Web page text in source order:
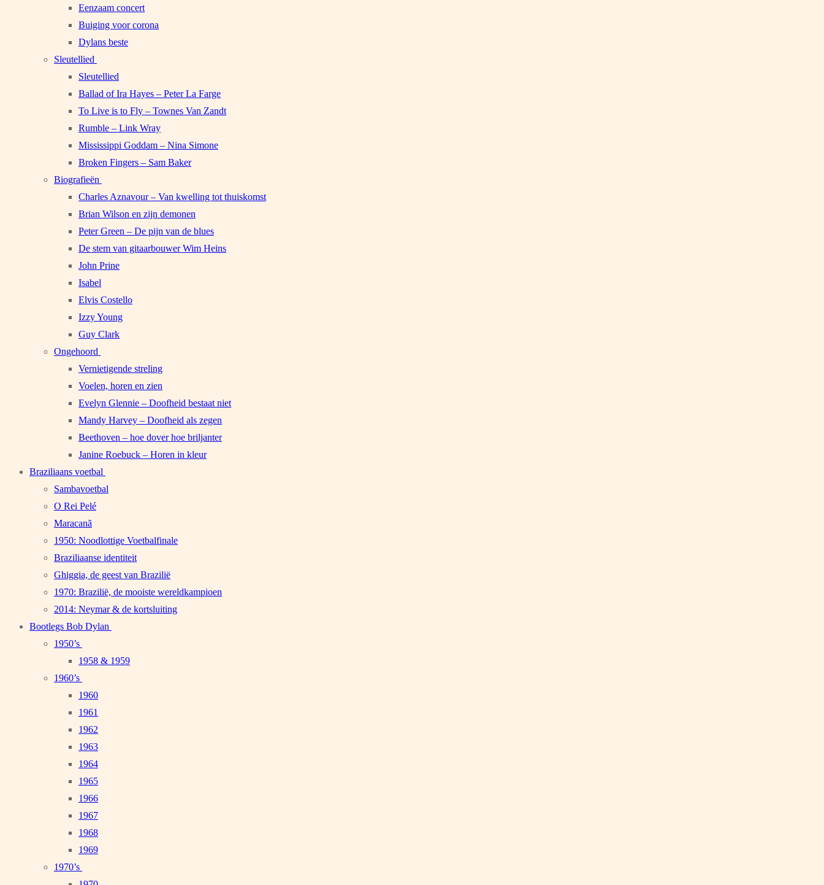
Eenzaam concert
Buiging voor corona
Dylans beste
Sleutellied
Sleutellied
Ballad of Ira Hayes – Peter La Farge
To Live is to Fly – Townes Van Zandt
Rumble – Link Wray
Mississippi Goddam – Nina Simone
Broken Fingers – Sam Baker
Biografieën
Charles Aznavour – Van kwelling tot thuiskomst
Brian Wilson en zijn demonen
Peter Green – De pijn van de blues
De stem van gitaarbouwer Wim Heins
John Prine
Isabel
Elvis Costello
Izzy Young
Guy Clark
Ongehoord
Vernietigende streling
Voelen, horen en zien
Evelyn Glennie – Doofheid bestaat niet
Mandy Harvey – Doofheid als zegen
Beethoven – hoe dover hoe briljanter
Janine Roebuck – Horen in kleur
Braziliaans voetbal
Sambavoetbal
O Rei Pelé
Maracanã
1950: Noodlottige Voetbalfinale
Braziliaanse identiteit
Ghiggia, de geest van Brazilië
1970: Brazilië, de mooiste wereldkampioen
2014: Neymar & de kortsluiting
Bootlegs Bob Dylan
1950’s
1958 & 1959
1960’s
1960
1961
1962
1963
1964
1965
1966
1967
1968
1969
1970’s